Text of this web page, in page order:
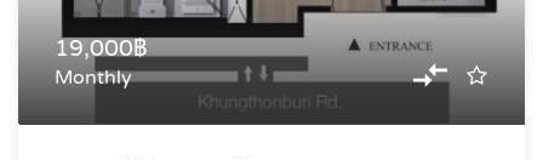
19,000฿
Monthly